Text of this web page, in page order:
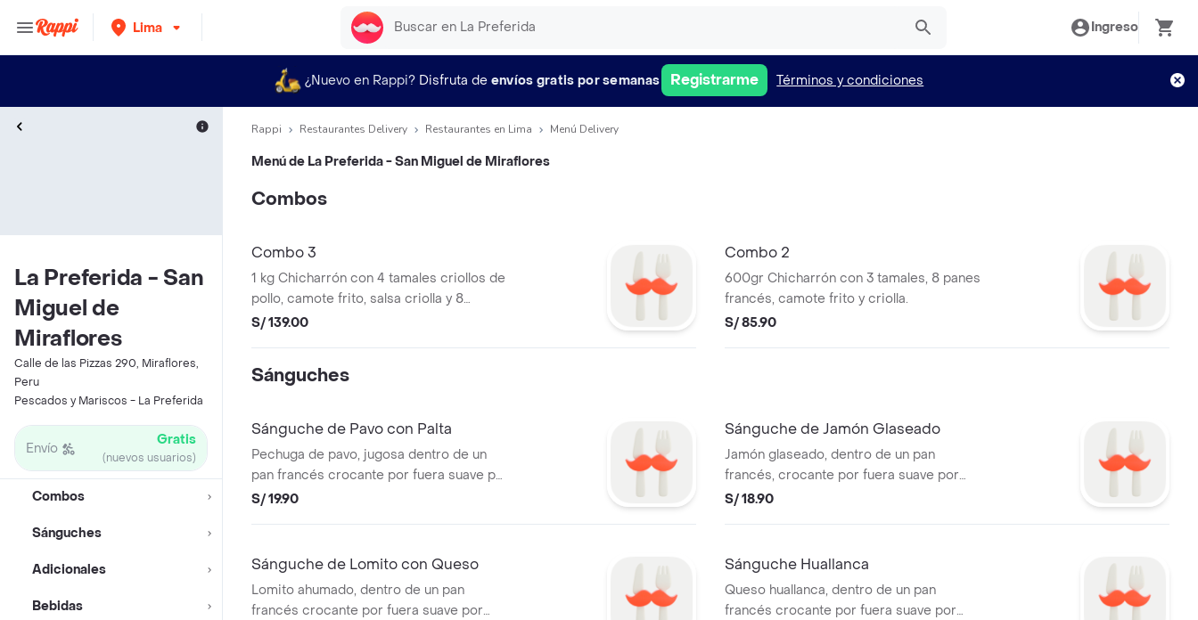
Lima Ingreso
¿Nuevo en Rappi? Disfruta de envíos gratis por semanas Registrarme Términos y condiciones
La Preferida - San
Miguel de
Miraflores
Calle de las Pizzas 290, Miraflores,
Peru
Pescados y Mariscos - La Preferida
Envío Gratis
(nuevos usuarios)
Combos
Sánguches
Adicionales
Bebidas
Rappi Restaurantes Delivery Restaurantes en Lima Menú Delivery
Menú de La Preferida - San Miguel de Miraflores
Combos
Combo 3
1 kg Chicharrón con 4 tamales criollos de
pollo, camote frito, salsa criolla y 8
unidades de pan francés.
S/ 139.00
Combo 2
600gr Chicharrón con 3 tamales, 8 panes
francés, camote frito y criolla.
S/ 85.90
Sánguches
Sánguche de Pavo con Palta
Pechuga de pavo, jugosa dentro de un
pan francés crocante por fuera suave por
dentro y deliciosa palta.
S/ 19.90
Sánguche de Jamón Glaseado
Jamón glaseado, dentro de un pan
francés, crocante por fuera suave por
dentro.
S/ 18.90
Sánguche de Lomito con Queso
Lomito ahumado, dentro de un pan
francés crocante por fuera suave por
Sánguche Huallanca
Queso huallanca, dentro de un pan
francés crocante por fuera suave por